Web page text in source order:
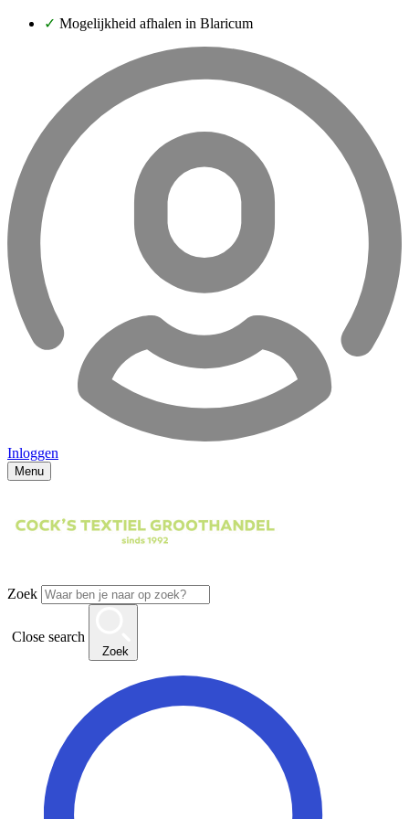
✓ Mogelijkheid afhalen in Blaricum
Inloggen
Menu
Zoek
Close search
Zoek